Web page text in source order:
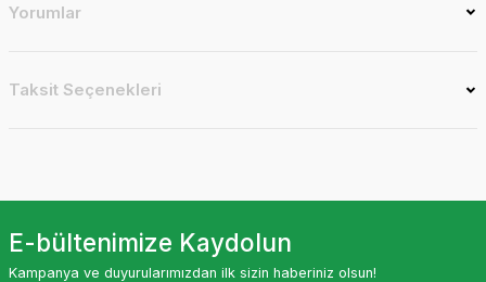
Yorumlar
Taksit Seçenekleri
E-bültenimize Kaydolun
Kampanya ve duyurularımızdan ilk sizin haberiniz olsun!